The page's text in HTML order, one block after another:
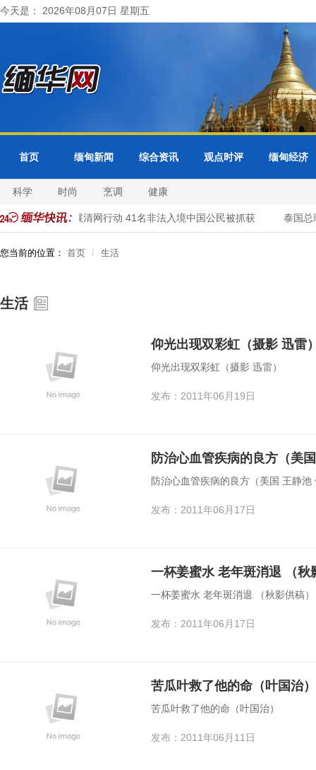
今天是： 2026年08月07日 星期五
首页 缅甸新闻 综合资讯 观点时评 缅甸经济
科学 时尚 烹调 健康
其力市警方开展清网行动 41名非法入境中国公民被抓获 泰国总
您当前的位置： 首页 生活
生活
仰光出现双彩虹（摄影 迅雷
仰光出现双彩虹（摄影 迅雷）
发布：2011年06月19日
防治心血管疾病的良方（美
防治心血管疾病的良方（美国 王静池
发布：2011年06月17日
一杯姜蜜水 老年斑消退 （秋
一杯姜蜜水 老年斑消退 （秋影供稿）
发布：2011年06月17日
苦瓜叶救了他的命（叶国治）
苦瓜叶救了他的命（叶国治）
发布：2011年06月11日